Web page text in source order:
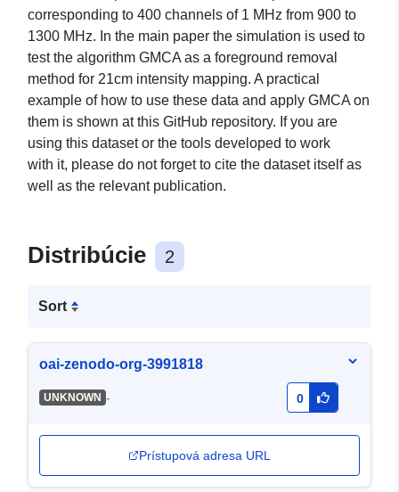
corresponding to 400 channels of 1 MHz from 900 to
1300 MHz. In the main paper the simulation is used to
test the algorithm GMCA as a foreground removal
method for 21cm intensity mapping. A practical
example of how to use these data and apply GMCA on
them is shown at this GitHub repository. If you are
using this dataset or the tools developed to work
with it, please do not forget to cite the dataset itself as
well as the relevant publication.
Distribúcie 2
Sort
oai-zenodo-org-3991818
UNKNOWN - 0
Prístupová adresa URL